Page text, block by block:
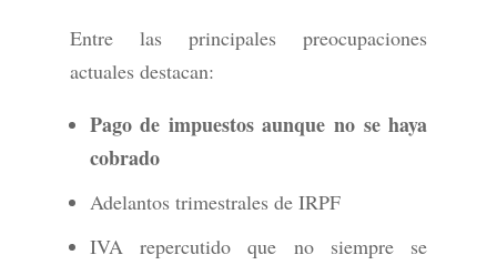
Entre las principales preocupaciones
actuales destacan:
Pago de impuestos aunque no se haya
cobrado
Adelantos trimestrales de IRPF
IVA repercutido que no siempre se